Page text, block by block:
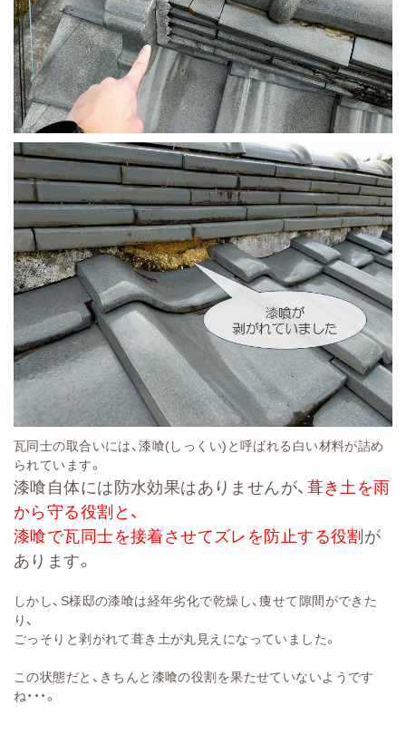
瓦同士の取合いには、漆喰(しっくい)と呼ばれる白い材料が詰め
られています。
漆喰自体には防水効果はありませんが、葺き土を雨
から守る役割と、
漆喰で瓦同士を接着させてズレを防止する役割が
あります。
しかし、S様邸の漆喰は経年劣化で乾燥し、痩せて隙間ができた
り、
ごっそりと剥がれて葺き土が丸見えになっていました。
この状態だと、きちんと漆喰の役割を果たせていないようです
ね・・・。